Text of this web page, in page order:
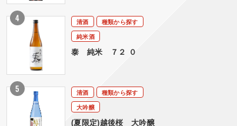
清酒
種類から探す
純米酒
泰 純米 ７２ ０
清酒
種類から探す
大吟醸
(夏限定)越後桜 大吟醸